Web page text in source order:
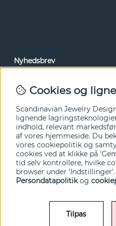
Nyhedsbrev
tilbud før alle andre. Tilmeld
Cookies og
Scandinavian Jewelry
lignende
indhold, relevant
af vores hjemmeside. Du
vores cookiepolitik og
cookies ved at klikke på
tid selv kontrollere, hvilke
browser under
Persondatapolitikog
Tilpas